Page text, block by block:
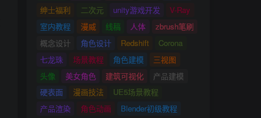
绅士福利
二次元 unity游戏开发
V-Ray
室内教程
漫威 线稿 人体
zbrush笔刷
概念设计
角色设计 Redshift
Corona
七龙珠
场景教程 角色建模
三视图
头像
美女角色 建筑可视化
产品建模
硬表面
漫画技法
UE5场景教程
产品渲染
角色动画
Blender初级教程